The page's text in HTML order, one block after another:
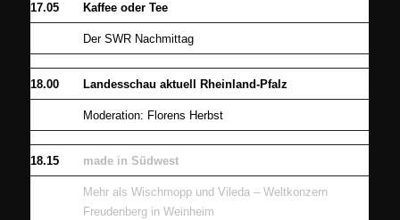
17.05 Kaffee oder Tee
Der SWR Nachmittag
18.00 Landesschau aktuell Rheinland-Pfalz
Moderation: Florens Herbst
18.15 made in Südwest
Mehr als Wischmopp und Vileda – Weltkonzern
Freudenberg in Weinheim